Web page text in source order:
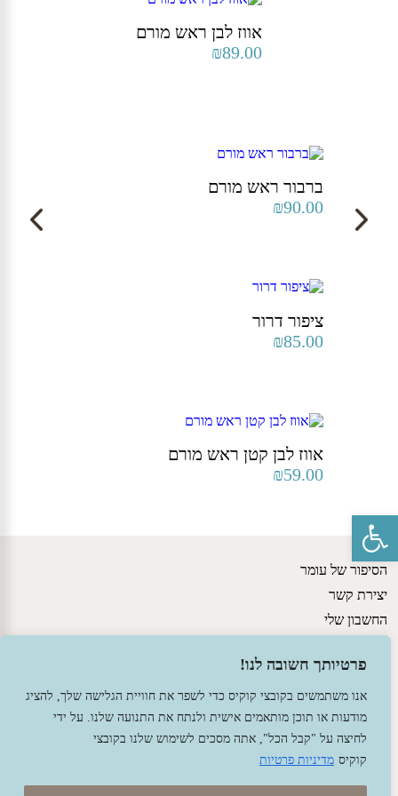
פתח סרגל נגישות
פרטיותך חשובה לנו!
אנו משתמשים בקובצי קוקיס כדי לשפר את חוויית הגלישה שלך, להציג
מודעות או תוכן מותאמים אישית ולנתח את התנועה שלנו. על ידי
לחיצה על "קבל הכל", אתה מסכים לשימוש שלנו בקובצי
קוקיס מדיניות פרטיות
אווז לבן ראש מורם
₪89.00
ברבור ראש מורם
₪90.00
ציפור דרור
₪85.00
אווז לבן קטן ראש מורם
₪59.00
הסיפור של עומר
יצירת קשר
החשבון שלי
מדיניות משלוחים ותקנון האתר
הצהרת נגישות